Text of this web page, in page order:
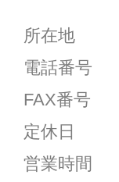
所在地
電話番号
FAX番号
定休日
営業時間